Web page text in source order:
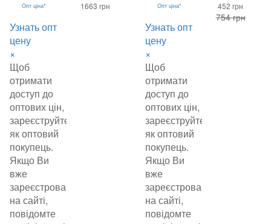
Опт ціна*
Узнать опт
цену
×
Щоб
отримати
доступ до
оптових цін,
зареєструйтеся
як оптовий
покупець.
Якщо Ви
вже
зареєстровані
на сайті,
повідомте
1663 грн Опт ціна*
Узнать опт
цену
×
Щоб
отримати
доступ до
оптових цін,
зареєструйтеся
як оптовий
покупець.
Якщо Ви
вже
зареєстровані
на сайті,
повідомте
452 грн
754 грн